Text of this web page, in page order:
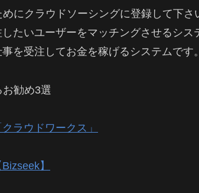
にクラウドソーシングに登録して下さ
たいユーザーをマッチングさせるシス
を受注してお金を稼げるシステムです。
勧め3選
ラウドワークス」
】